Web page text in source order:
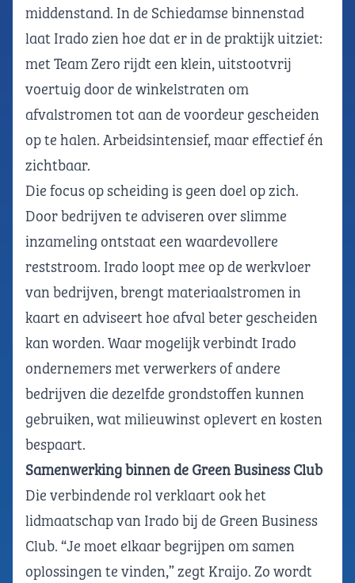
middenstand. In de Schiedamse binnenstad
laat Irado zien hoe dat er in de praktijk uitziet:
met Team Zero rijdt een klein, uitstootvrij
voertuig door de winkelstraten om
afvalstromen tot aan de voordeur gescheiden
op te halen. Arbeidsintensief, maar effectief én
zichtbaar.
Die focus op scheiding is geen doel op zich.
Door bedrijven te adviseren over slimme
inzameling ontstaat een waardevollere
reststroom. Irado loopt mee op de werkvloer
van bedrijven, brengt materiaalstromen in
kaart en adviseert hoe afval beter gescheiden
kan worden. Waar mogelijk verbindt Irado
ondernemers met verwerkers of andere
bedrijven die dezelfde grondstoffen kunnen
gebruiken, wat milieuwinst oplevert en kosten
bespaart.
Samenwerking binnen de Green Business Club
Die verbindende rol verklaart ook het
lidmaatschap van Irado bij de Green Business
Club. “Je moet elkaar begrijpen om samen
oplossingen te vinden,” zegt Kraijo. Zo wordt